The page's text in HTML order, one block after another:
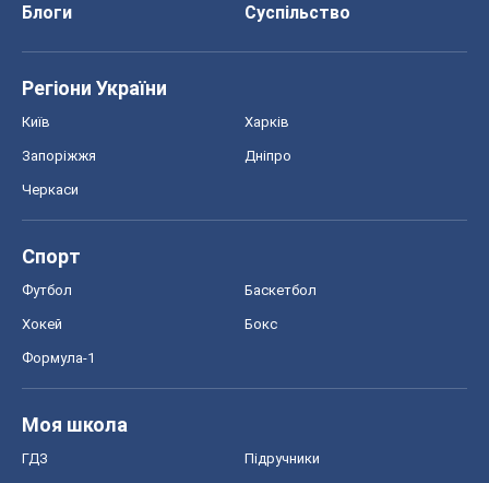
Блоги
Суспільство
Регіони України
Київ Харків
Запоріжжя Дніпро
Черкаси
Спорт
Футбол Баскетбол
Хокей Бокс
Формула-1
Моя школа
ГДЗ Підручники